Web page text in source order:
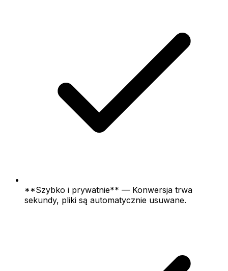
**Szybko i prywatnie** — Konwersja trwa
sekundy, pliki są automatycznie usuwane.